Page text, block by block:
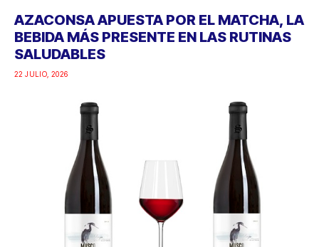
AZACONSA APUESTA POR EL MATCHA, LA
BEBIDA MÁS PRESENTE EN LAS RUTINAS
SALUDABLES
22 JULIO, 2026